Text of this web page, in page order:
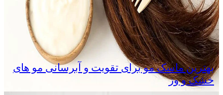
بهترین ماسک مو برای تقویت و آبرسانی مو های
خشک و وز